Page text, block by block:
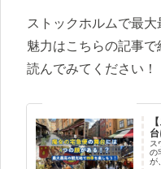
ストックホルムで最
魅力はこちらの記事
読んでみてください！
ス
の
が